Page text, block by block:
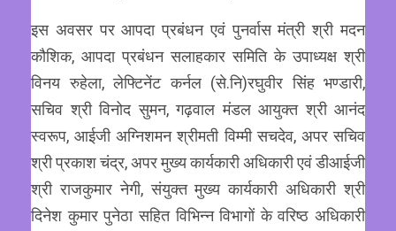
इस अवसर पर आपदा प्रबंधन एवं पुनर्वास मंत्री श्री मदन
कौशिक, आपदा प्रबंधन सलाहकार समिति के उपाध्यक्ष श्री
विनय रुहेला, लेफ्टिनेंट कर्नल (से.नि)रघुवीर सिंह भण्डारी,
सचिव श्री विनोद सुमन, गढ़वाल मंडल आयुक्त श्री आनंद
स्वरूप, आईजी अग्निशमन श्रीमती विम्मी सचदेव, अपर सचिव
श्री प्रकाश चंद्र, अपर मुख्य कार्यकारी अधिकारी एवं डीआईजी
श्री राजकुमार नेगी, संयुक्त मुख्य कार्यकारी अधिकारी श्री
दिनेश कुमार पुनेठा सहित विभिन्न विभागों के वरिष्ठ अधिकारी